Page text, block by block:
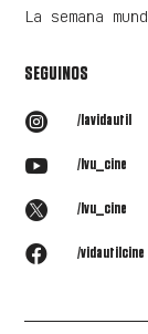
La semana
SEGUINOS
 /lavidautil
 /lvu_cine
 /lvu_cine
 /vidautilcine